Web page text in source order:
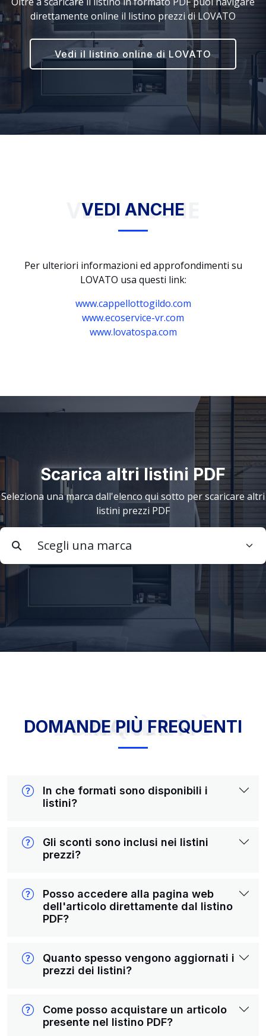
direttamente online il listino prezzi di LOVATO
Vedi il listino online di LOVATO
VEDI ANCHE
VEDI ANCHE
Per ulteriori informazioni ed approfondimenti su
LOVATO usa questi link:
www.cappellottogildo.com
www.ecoservice-vr.com
www.lovatospa.com
Scarica altri listini PDF
Seleziona una marca dall'elenco qui sotto per scaricare altri
listini prezzi PDF
DOMANDE PIÙ FREQUENTI
DOMANDE PIÙ FREQUENTI
In che formati sono disponibili i
listini?
Gli sconti sono inclusi nei listini
prezzi?
Posso accedere alla pagina web
dell'articolo direttamente dal listino
PDF?
Quanto spesso vengono aggiornati i
prezzi dei listini?
Come posso acquistare un articolo
presente nel listino PDF?